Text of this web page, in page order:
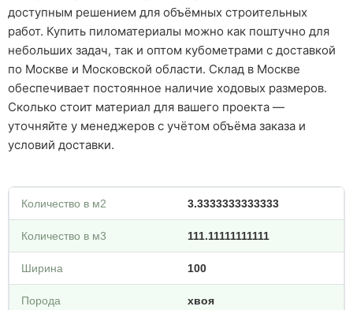
доступным решением для объёмных строительных
работ. Купить пиломатериалы можно как поштучно для
небольших задач, так и оптом кубометрами с доставкой
по Москве и Московской области. Склад в Москве
обеспечивает постоянное наличие ходовых размеров.
Сколько стоит материал для вашего проекта —
уточняйте у менеджеров с учётом объёма заказа и
условий доставки.
Количество в м2 3.3333333333333
Количество в м3 111.11111111111
Ширина 100
Порода хвоя